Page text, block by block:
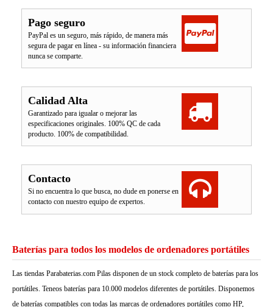
Pago seguro
PayPal es un seguro, más rápido, de manera más
segura de pagar en línea - su información financiera
nunca se comparte.
Calidad Alta
Garantizado para igualar o mejorar las
especificaciones originales. 100% QC de cada
producto. 100% de compatibilidad.
Contacto
Si no encuentra lo que busca, no dude en ponerse en
contacto con nuestro equipo de expertos.
Baterías para todos los modelos de ordenadores portátiles
Las tiendas Parabaterias.com Pilas disponen de un stock completo de baterías para los
portátiles. Teneos baterías para 10.000 modelos diferentes de portátiles. Disponemos
de baterías compatibles con todas las marcas de ordenadores portátiles como HP,